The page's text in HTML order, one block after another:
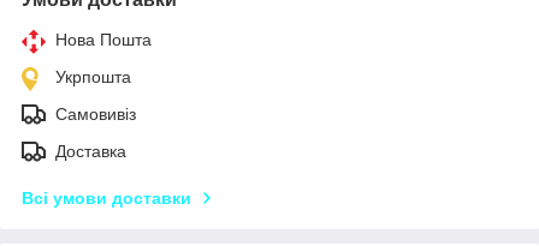
Нова Пошта
Укрпошта
Самовивіз
Доставка
Всі умови доставки